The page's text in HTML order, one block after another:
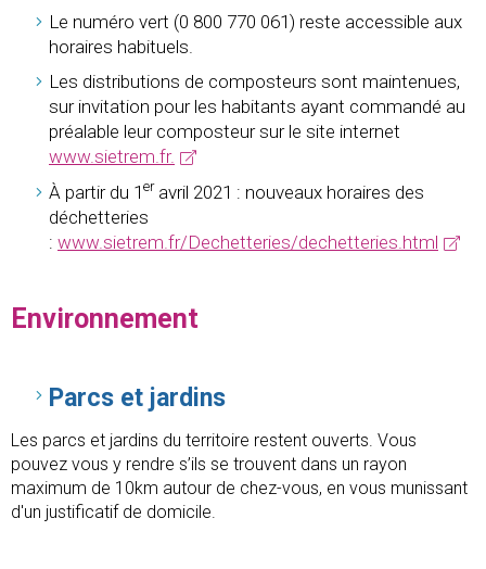
Le numéro vert (0 800 770 061) reste accessible aux
horaires habituels.
Les distributions de composteurs sont maintenues,
sur invitation pour les habitants ayant commandé au
préalable leur composteur sur le site internet
www.sietrem.fr.
À partir du 1 eravril 2021 : nouveaux horaires des
déchetteries
: www.sietrem.fr/Dechetteries/dechetteries.html
Environnement
Parcs et jardins
Les parcs et jardins du territoire restent ouverts. Vous
pouvez vous y rendre s’ils se trouvent dans un rayon
maximum de 10km autour de chez-vous, en vous munissant
d'un justificatif de domicile.